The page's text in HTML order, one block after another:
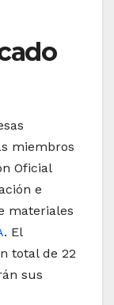
miembros
Oficial
e
materiales
. El
total de 22
sus